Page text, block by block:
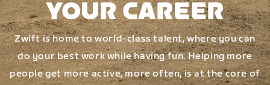
YOUR CAREER
Zwift is home to world-class talent, where you can
do your best work while having fun. Helping more
people get more active, more often, is at the core of